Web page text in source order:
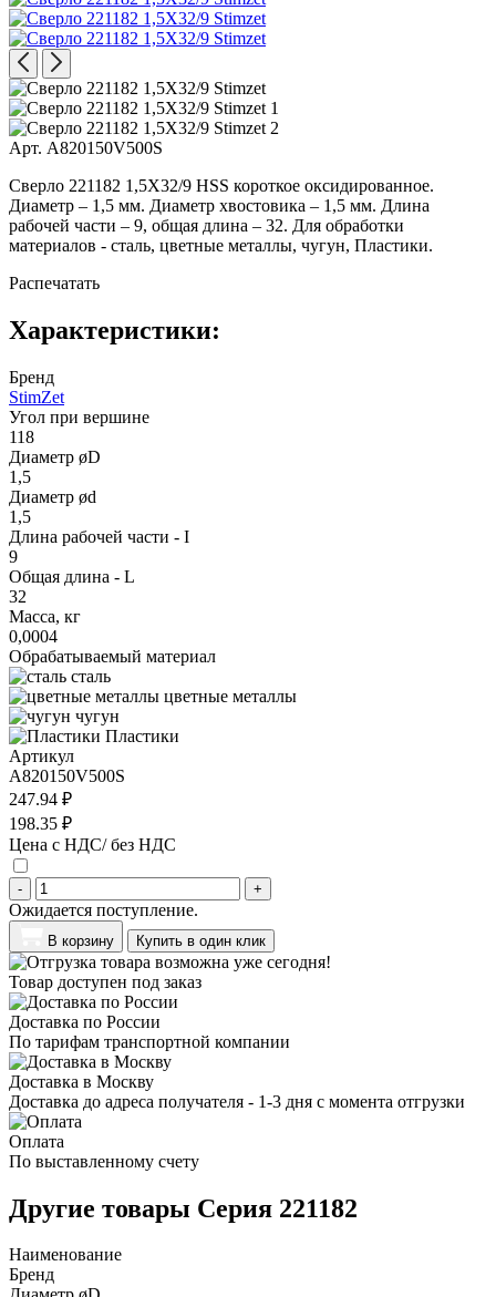
Арт. A820150V500S
Сверло 221182 1,5X32/9 HSS короткое оксидированное.
Диаметр – 1,5 мм. Диаметр хвостовика – 1,5 мм. Длина
рабочей части – 9, общая длина – 32. Для обработки
материалов - сталь, цветные металлы, чугун, Пластики.
Распечатать
Характеристики:
Бренд
StimZet
Угол при вершине
118
Диаметр øD
1,5
Диаметр ød
1,5
Длина рабочей части - I
9
Общая длина - L
32
Масса, кг
0,0004
Обрабатываемый материал
сталь
цветные металлы
чугун
Пластики
Артикул
A820150V500S
247.94 ₽
198.35 ₽
Цена с НДС/ без НДС
- +
Ожидается поступление.
В корзину Купить в один клик
Товар доступен под заказ
Доставка по России
По тарифам транспортной компании
Доставка в Москву
Доставка до адреса получателя - 1-3 дня с момента отгрузки
Оплата
По выставленному счету
Другие товары Серия 221182
Наименование
Бренд